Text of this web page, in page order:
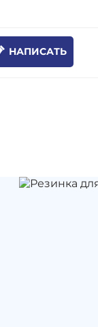
НАПИСАТЬ